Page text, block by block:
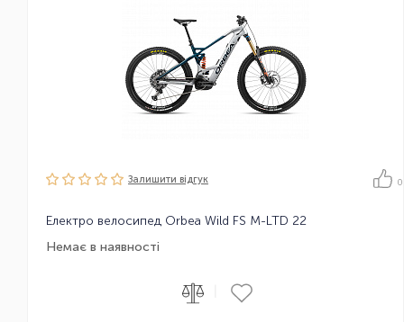
Залишити вiдгук 0
Електро велосипед Orbea Wild FS M-LTD 22
Немає в наявності